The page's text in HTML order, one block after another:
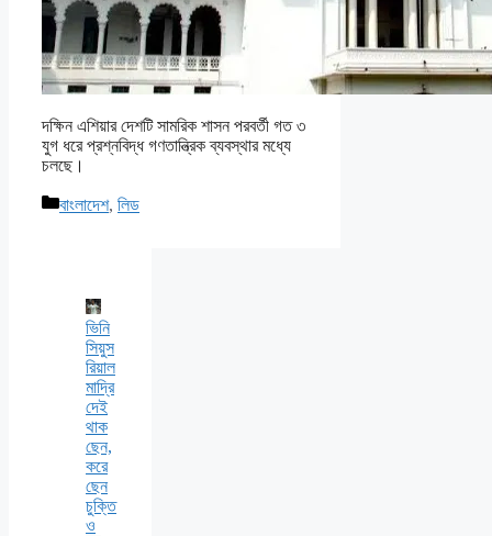
দক্ষিন এশিয়ার দেশটি সামরিক শাসন পরবর্তী গত ৩
যুগ ধরে প্রশ্নবিদ্ধ গণতান্ত্রিক ব্যবস্থার মধ্যে
চলছে।
Categories
বাংলাদেশ, লিড
ভিনি
সিয়ুস
রিয়াল
মাদ্রি
দেই
থাক
ছেন,
করে
ছেন
চুক্তি
ও